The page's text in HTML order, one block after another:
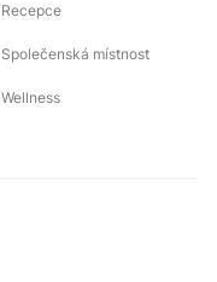
Recepce
Společenská místnost
Wellness